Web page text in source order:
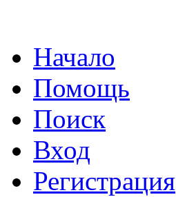
Начало
Помощь
Поиск
Вход
Регистрация